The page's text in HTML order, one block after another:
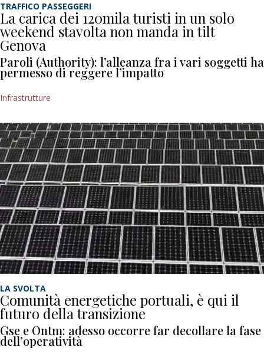
TRAFFICO PASSEGGERI
La carica dei 120mila turisti in un solo
weekend stavolta non manda in tilt
Genova
Paroli (Authority): l’alleanza fra i vari soggetti ha
permesso di reggere l’impatto
Infrastrutture
LA SVOLTA
Comunità energetiche portuali, è qui il
futuro della transizione
Gse e Ontm: adesso occorre far decollare la fase
dell’operatività